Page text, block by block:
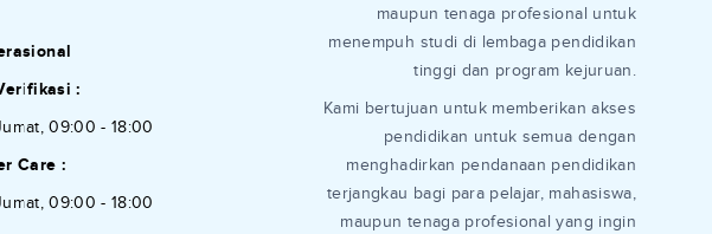
:
09:00 - 18:00
Care :
09:00 - 18:00
maupun tenaga profesional untuk
menempuh studi di lembaga pendidikan
tinggi dan program kejuruan.
Kami bertujuan untuk memberikan akses
pendidikan untuk semua dengan
menghadirkan pendanaan pendidikan
terjangkau bagi para pelajar, mahasiswa,
maupun tenaga profesional yang ingin